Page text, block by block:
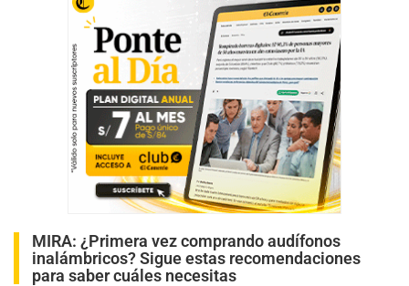
MIRA: ¿Primera vez comprando audífonos
inalámbricos? Sigue estas recomendaciones
para saber cuáles necesitas